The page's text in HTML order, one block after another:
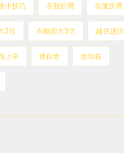
小技巧 衣服折疊 衣服折疊
3倍 衣櫃變大3倍 越住越細
上車 迷你倉 迷你箱